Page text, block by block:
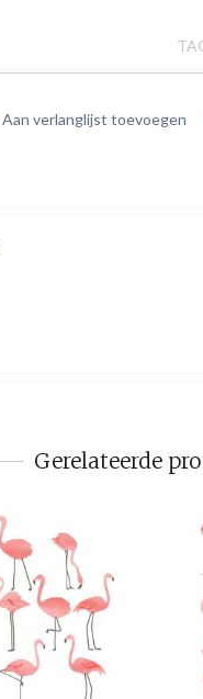
Aan verlanglijst toevoegen
Gerelateerde